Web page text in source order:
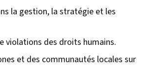
la gestion, la stratégie et les
violations des droits humains.
et des communautés locales sur